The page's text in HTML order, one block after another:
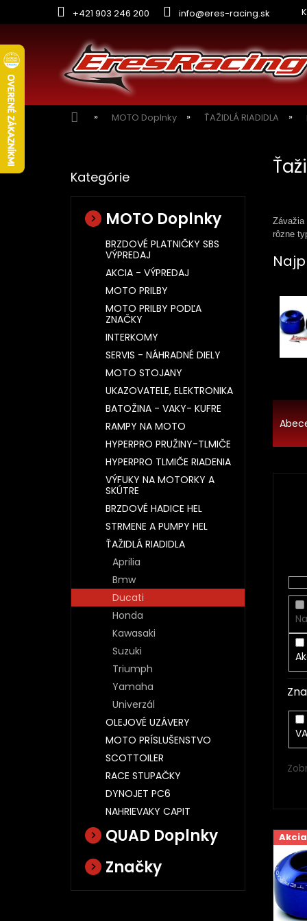
+421 903 246 200 info@eres-racing.sk
DomovMOTO Doplnky ŤAŽIDLÁ RIADIDLA
kategórie
Kategórie
MOTO Doplnky
BRZDOVÉ PLATNIČKY SBS
VÝPREDAJ
AKCIA - VÝPREDAJ
MOTO PRILBY
MOTO PRILBY PODĽA
ZNAČKY
INTERKOMY
SERVIS - NÁHRADNÉ DIELY
MOTO STOJANY
UKAZOVATELE, ELEKTRONIKA
BATOŽINA - VAKY- KUFRE
RAMPY NA MOTO
HYPERPRO PRUŽINY-TLMIČE
HYPERPRO TLMIČE RIADENIA
VÝFUKY NA MOTORKY A
SKÚTRE
BRZDOVÉ HADICE HEL
STRMENE A PUMPY HEL
ŤAŽIDLÁ RIADIDLA
Aprilia
Bmw
Ducati
Honda
Kawasaki
Suzuki
Triumph
Yamaha
Univerzál
OLEJOVÉ UZÁVERY
MOTO PRÍSLUŠENSTVO
SCOTTOILER
RACE STUPAČKY
DYNOJET PC6
NAHRIEVAKY CAPIT
QUAD Doplnky
Značky
Závažia
rôzne
R
a
d
e
V
ý
p
i
s
p
Akcia